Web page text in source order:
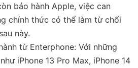
bảo hành Apple, việc can
chính thức có thể làm từ chối
này.
từ Enterphone: Với những
iPhone 13 Pro Max, iPhone 14